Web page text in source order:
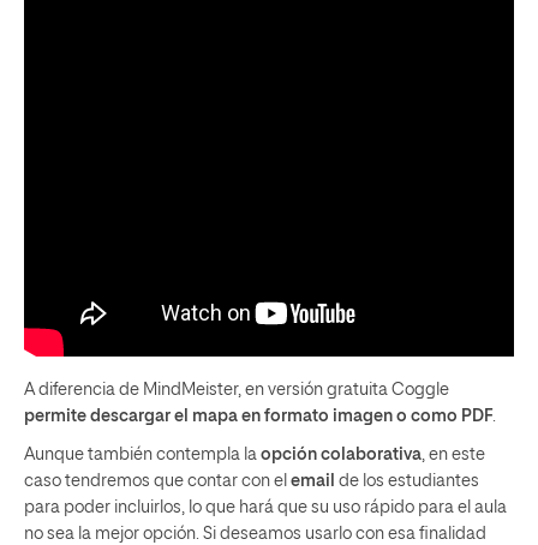
A diferencia de MindMeister, en versión gratuita Coggle
permite descargar el mapa en formato imagen o como PDF.
Aunque también contempla la opción colaborativa, en este
caso tendremos que contar con el email de los estudiantes
para poder incluirlos, lo que hará que su uso rápido para el aula
no sea la mejor opción. Si deseamos usarlo con esa finalidad